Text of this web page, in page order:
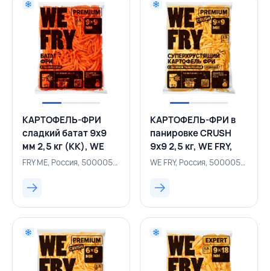
КАРТОФЕЛЬ-ФРИ
сладкий батат 9х9
мм 2,5 кг (КК), WE
FRY, РОССИЯ
FRY ME, Россия, 500005208
КАРТОФЕЛЬ-ФРИ в
панировке CRUSH
9х9 2,5 кг, WE FRY,
РОССИЯ
WE FRY, Россия, 500005749